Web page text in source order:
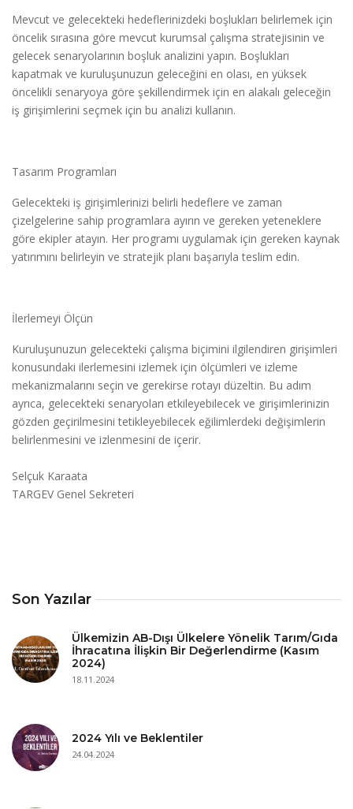
Son Yazılar
Ülkemizin AB-Dışı Ülkelere Yönelik Tarım/Gıda
İhracatına İlişkin Bir Değerlendirme (Kasım
2024)
18.11.2024
2024 Yılı ve Beklentiler
24.04.2024
Mevcut ve gelecekteki hedeflerinizdeki boşlukları belirlemek için
öncelik sırasına göre mevcut kurumsal çalışma stratejisinin ve
gelecek senaryolarının boşluk analizini yapın. Boşlukları
kapatmak ve kuruluşunuzun geleceğini en olası, en yüksek
öncelikli senaryoya göre şekillendirmek için en alakalı geleceğin
iş girişimlerini seçmek için bu analizi kullanın.
Tasarım Programları
Gelecekteki iş girişimlerinizi belirli hedeflere ve zaman
çizelgelerine sahip programlara ayırın ve gereken yeteneklere
göre ekipler atayın. Her programı uygulamak için gereken kaynak
yatırımını belirleyin ve stratejik planı başarıyla teslim edin.
İlerlemeyi Ölçün
Kuruluşunuzun gelecekteki çalışma biçimini ilgilendiren girişimleri
konusundaki ilerlemesini izlemek için ölçümleri ve izleme
mekanizmalarını seçin ve gerekirse rotayı düzeltin. Bu adım
ayrıca, gelecekteki senaryoları etkileyebilecek ve girişimlerinizin
gözden geçirilmesini tetikleyebilecek eğilimlerdeki değişimlerin
belirlenmesini ve izlenmesini de içerir.
Selçuk Karaata
TARGEV Genel Sekreteri